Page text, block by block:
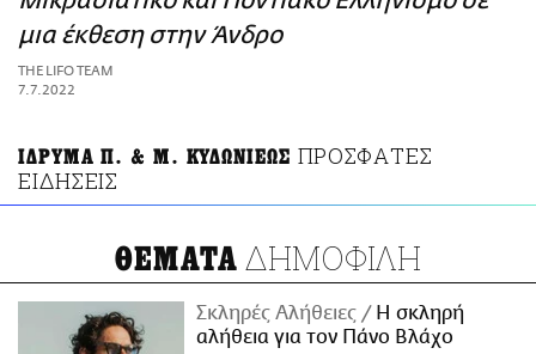
ΑΜΠΑ
PRINT
μια έκθεση στην Άνδρο
THE LIFO TEAM
7.7.2022
ΙΔΡΥΜΑ Π. & Μ. ΚΥΔΩΝΙΕΩΣ ΠΡΟΣΦΑΤΕΣ
ΕΙΔΗΣΕΙΣ
ΘΕΜΑΤΑ ΔΗΜΟΦΙΛΗ
Σκληρές Αλήθειες
H σκληρή
αλήθεια για τον Πάνο Βλάχο